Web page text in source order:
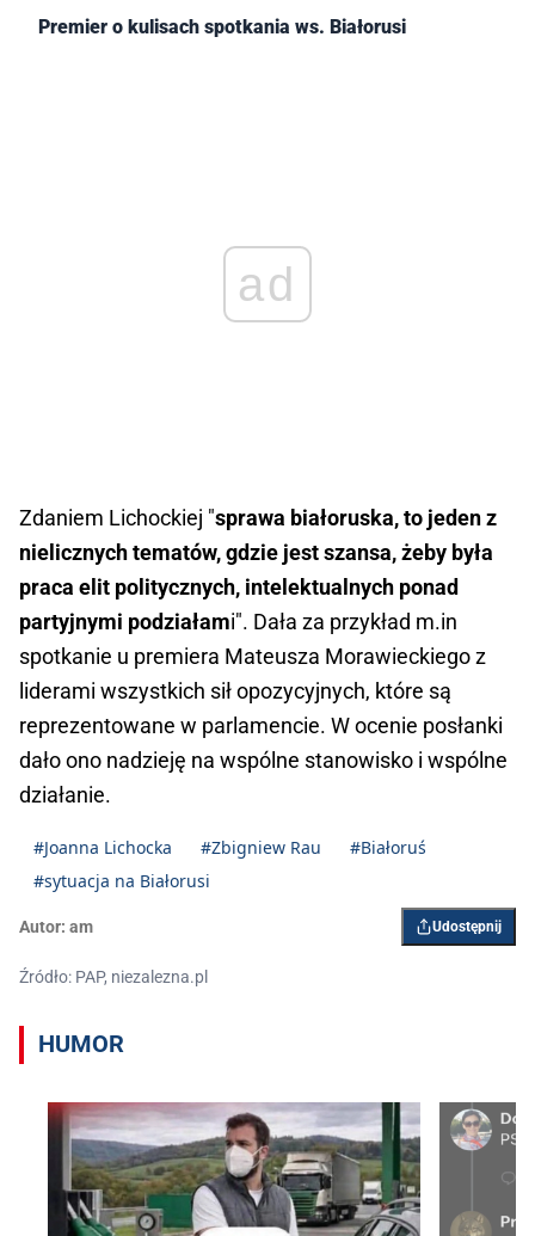
Premier o kulisach spotkania ws. Białorusi
ad
Zdaniem Lichockiej "sprawa białoruska, to jeden z
nielicznych tematów, gdzie jest szansa, żeby była
praca elit politycznych, intelektualnych ponad
partyjnymi podziałami". Dała za przykład m.in
spotkanie u premiera Mateusza Morawieckiego z
liderami wszystkich sił opozycyjnych, które są
reprezentowane w parlamencie. W ocenie posłanki
dało ono nadzieję na wspólne stanowisko i wspólne
działanie.
#Joanna Lichocka #Zbigniew Rau
#Białoruś
#sytuacja na Białorusi
Autor: am Udostępnij
Źródło: PAP, niezalezna.pl
HUMOR